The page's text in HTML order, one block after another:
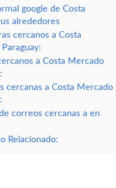
google de Costa
alrededores
cercanos a Costa
a Costa Mercado
cercanas a Costa Mercado
correos cercanas a en
Relacionado: